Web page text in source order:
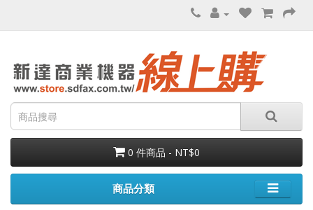
0 件商品 - NT$0
商品分類